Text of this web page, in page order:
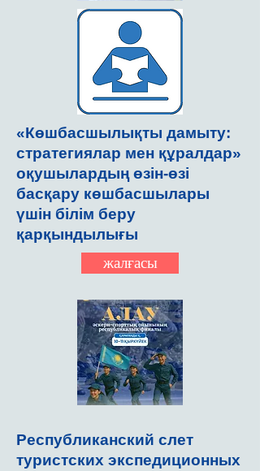
«Көшбасшылықты дамыту:
стратегиялар мен құралдар»
оқушылардың өзін-өзі
басқару көшбасшылары
үшін білім беру
қарқындылығы
жалғасы
Республиканский слет
туристских экспедиционных